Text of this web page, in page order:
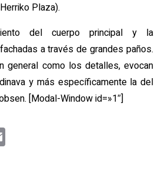
Plaza).
del cuerpo principal y la
a través de grandes paños.
general como los detalles, evocan
y más específicamente la del
[Modal-Window id=»1″]